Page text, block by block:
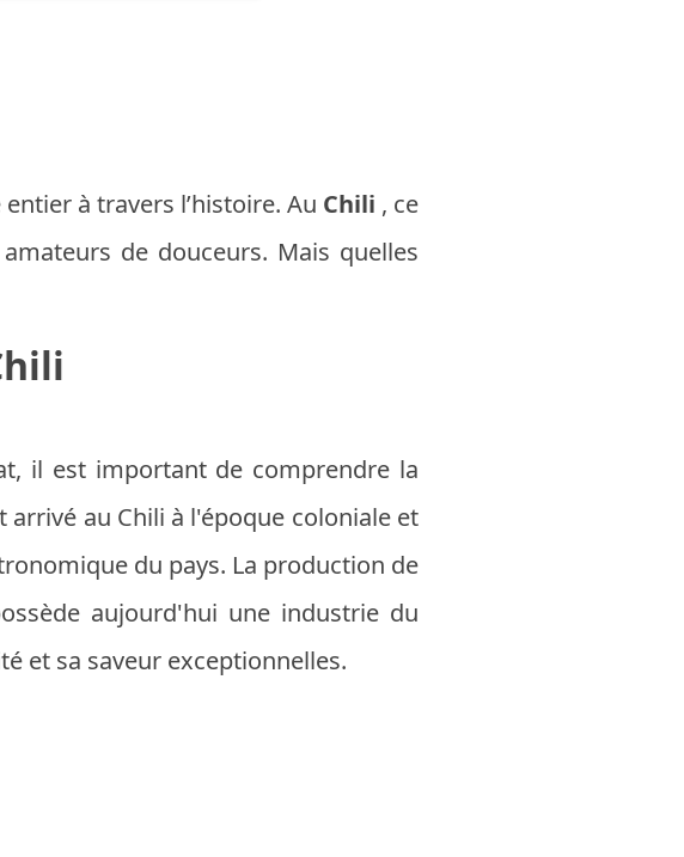
à travers l’histoire. Au Chili , ce
de douceurs. Mais quelles
il est important de comprendre la
au Chili à l'époque coloniale et
du pays. La production de
aujourd'hui une industrie du
et sa saveur exceptionnelles.